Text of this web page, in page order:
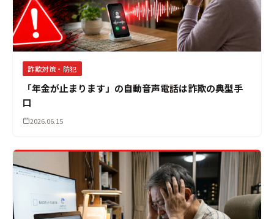
詐欺対策・防犯
「年金が止まります」の自動音声電話は詐欺の典型手
口
2026.06.15